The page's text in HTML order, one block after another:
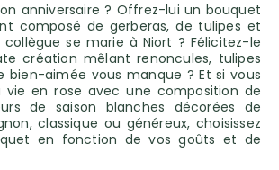
anniversaire ? Offrez-lui un bouquet
composé de gerberas, de tulipes et
collègue se marie à Niort ? Félicitez-le
création mêlant renoncules, tulipes
aimée vous manque ? Et si vous
vie en rose avec une composition de
de saison blanches décorées de
classique ou généreux, choisissez
en fonction de vos goûts et de